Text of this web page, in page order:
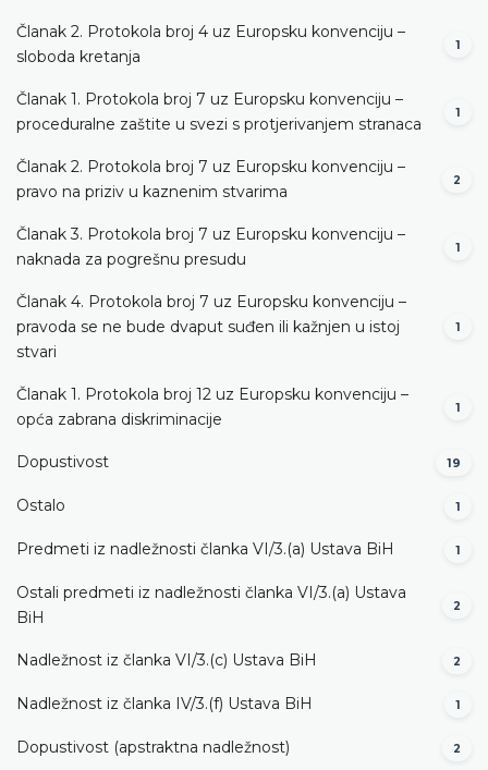
Članak 2. Protokola broj 4 uz Europsku konvenciju –
sloboda kretanja
1
Članak 1. Protokola broj 7 uz Europsku konvenciju –
proceduralne zaštite u svezi s protjerivanjem stranaca
1
Članak 2. Protokola broj 7 uz Europsku konvenciju –
pravo na priziv u kaznenim stvarima
2
Članak 3. Protokola broj 7 uz Europsku konvenciju –
naknada za pogrešnu presudu
1
Članak 4. Protokola broj 7 uz Europsku konvenciju –
pravoda se ne bude dvaput suđen ili kažnjen u istoj
stvari
1
Članak 1. Protokola broj 12 uz Europsku konvenciju –
opća zabrana diskriminacije
1
Dopustivost 19
Ostalo 1
Predmeti iz nadležnosti članka VI/3.(a) Ustava BiH 1
Ostali predmeti iz nadležnosti članka VI/3.(a) Ustava
BiH
2
Nadležnost iz članka VI/3.(c) Ustava BiH 2
Nadležnost iz članka IV/3.(f) Ustava BiH 1
Dopustivost (apstraktna nadležnost) 2